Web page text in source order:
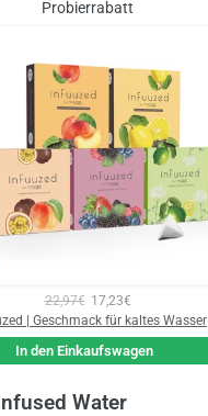
Probierrabatt
22,97€ 17,23€
| Geschmack für kaltes Wasser
In den Einkaufswagen
Water